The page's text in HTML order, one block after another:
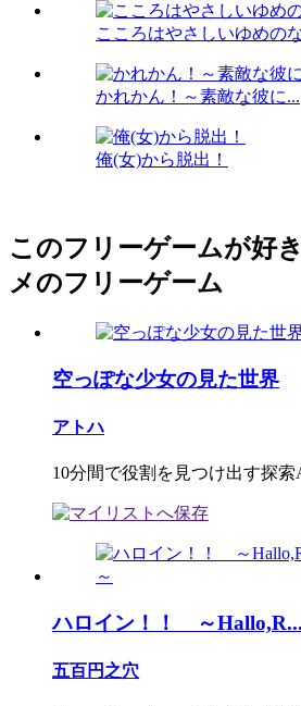
こころはやさしいゆめの
かれかん！～素敵な彼に...
俺(女)から脱出！
このフリーゲームが好
メのフリーゲーム
空っぽな少女の見た世界
アトハ
10分間で役割を見つけ出す探
ハロイン！！ ～Hallo,R...
五百円之穴